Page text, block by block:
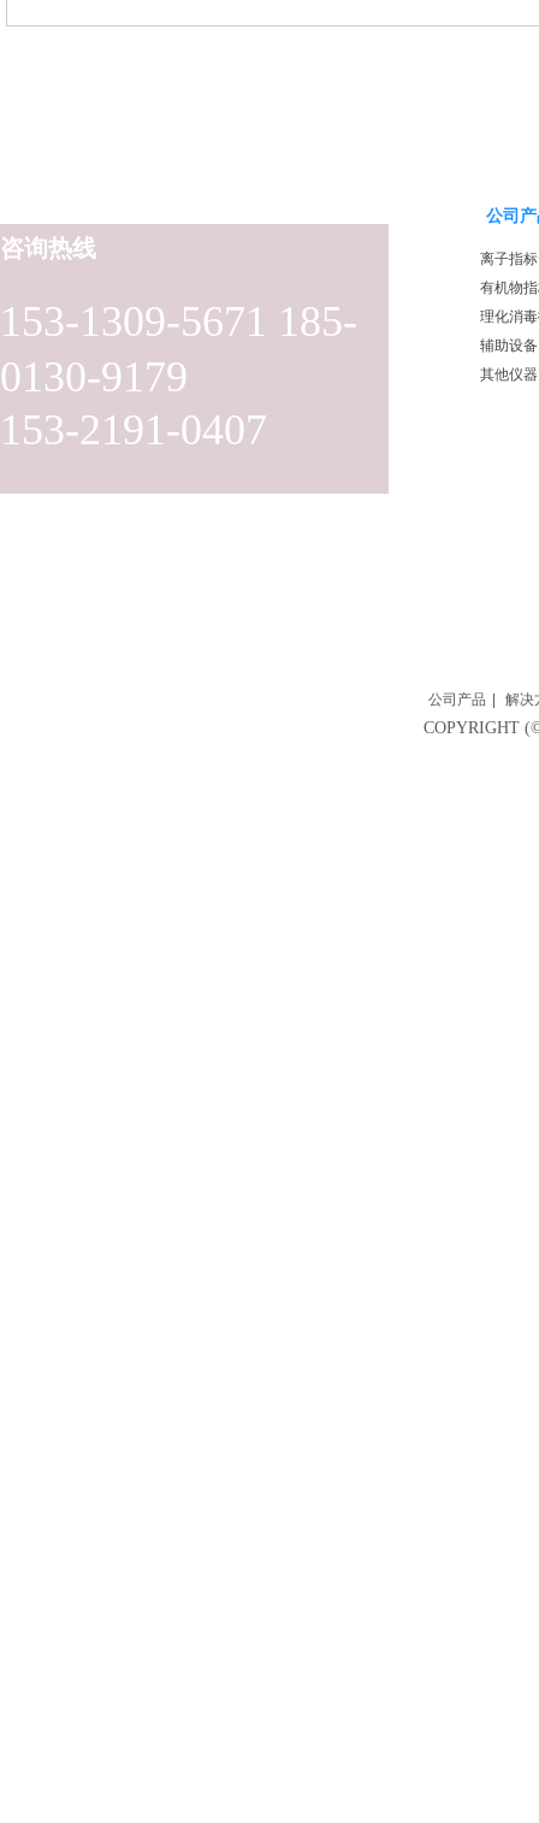
153-1309-5671 185-
0130-9179
153-2191-0407
咨询热线
公司
离子指标
有机物
理化消
辅助设备
其他仪器
公司产品 解决
COPYRIGHT